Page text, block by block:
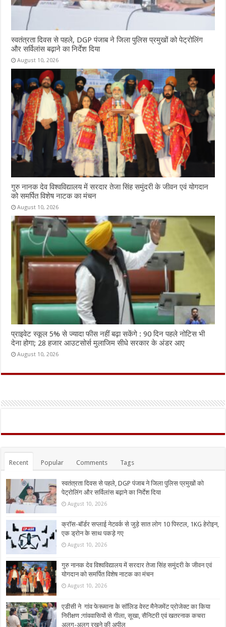
स्वतंत्रता दिवस से पहले, DGP पंजाब ने जिला पुलिस प्रमुखों को पेट्रोलिंग
और सर्विलांस बढ़ाने का निर्देश दिया
August 10, 2026
गुरु नानक देव विश्वविद्यालय में सरदार तेजा सिंह समुंदरी के जीवन एवं योगदान
को समर्पित विशेष नाटक का मंचन
August 10, 2026
प्राइवेट स्कूल 5% से ज्यादा फीस नहीं बढ़ा सकेंगे : 90 दिन पहले नोटिस भी
देना होगा; 28 हजार आउटसोर्स मुलाजिम सीधे सरकार के अंडर आए
August 10, 2026
Recent Popular Comments Tags
स्वतंत्रता दिवस से पहले, DGP पंजाब ने जिला पुलिस प्रमुखों को
पेट्रोलिंग और सर्विलांस बढ़ाने का निर्देश दिया
August 10, 2026
क्रॉस-बॉर्डर सप्लाई नेटवर्क से जुड़े सात लोग 10 पिस्टल, 1KG हेरोइन,
एक ड्रोन के साथ पकड़े गए
August 10, 2026
गुरु नानक देव विश्वविद्यालय में सरदार तेजा सिंह समुंदरी के जीवन एवं
योगदान को समर्पित विशेष नाटक का मंचन
August 10, 2026
एडीसी ने गांव फेरूमाना के सॉलिड वेस्ट मैनेजमेंट प्रोजेक्ट का किया
निरीक्षण :गांववासियों से गीला, सूखा, सैनिटरी एवं खतरनाक कचरा
अलग-अलग रखने की अपील